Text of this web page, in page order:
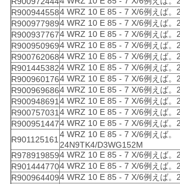
R9009445584 WRZ 10 E 85 - 7 X/6例えば。
R9009779894 WRZ 10 E 85 - 7 X/6例えば。
R9009377674 WRZ 10 E 85 - 7 X/6例えば。
R9009509694 WRZ 10 E 85 - 7 X/6例えば。
R9007620684 WRZ 10 E 85 - 7 X/6例えば。
R9014453824 WRZ 10 E 85 - 7 X/6例えば。
R9009601764 WRZ 10 E 85 - 7 X/6例えば。
R9009696864 WRZ 10 E 85 - 7 X/6例えば。
R900948691 4 WRZ 10 E 85 - 7 X/6例えば。
R900757031 4 WRZ 10 E 85 - 7 X/6例えば。
R9009514474 WRZ 10 E 85 - 7 X/6例えば。
R901125161
4 WRZ 10 E 85 - 7 X/6例えば。
24N9TK4/D3WG152M
R9789198594 WRZ 10 E 85 - 7 X/6例えば。
R9014447704 WRZ 10 E 85 - 7 X/6例えば。
R9009644094 WRZ 10 E 85 - 7 X/6例えば。